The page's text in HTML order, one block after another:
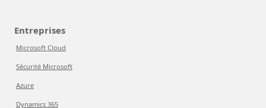
Entreprises
Microsoft Cloud
Sécurité Microsoft
Azure
Dynamics 365